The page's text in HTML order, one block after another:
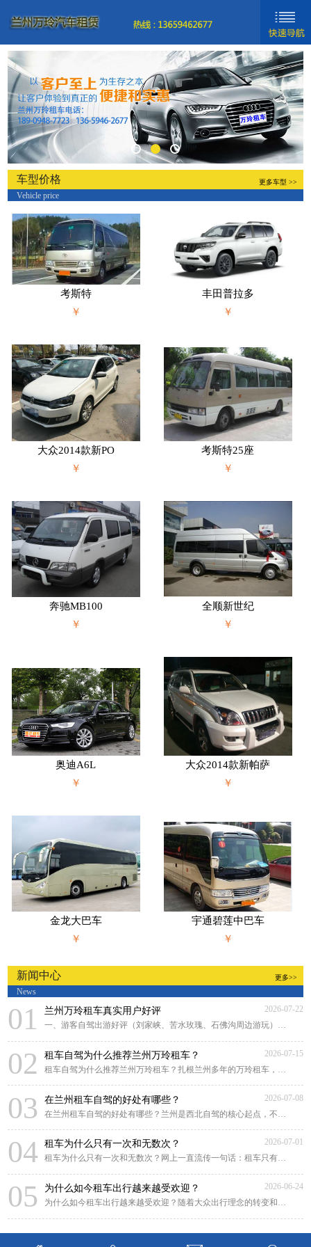
车型价格 更多车型 >>
Vehicle price
考斯特
￥
丰田普拉多
￥
大众2014款新PO
￥
考斯特25座
￥
奔驰MB100
￥
全顺新世纪
￥
奥迪A6L
￥
大众2014款新帕萨
￥
金龙大巴车
￥
宇通碧莲中巴车
￥
新闻中心 更多>>
News
01 兰州万玲租车真实用户好评
2026-07-22
一、游客自驾出游好评（刘家峡、苦水玫瑰、石佛沟周边游玩）来兰州游玩，对比好几家租
02 租车自驾为什么推荐兰州万玲租车？
2026-07-15
租车自驾为什么推荐兰州万玲租车？扎根兰州多年的万玲租车，凭借本土化深耕、贴心靠谱
03 在兰州租车自驾的好处有哪些？
2026-07-08
在兰州租车自驾的好处有哪些？兰州是西北自驾的核心起点，不管是市区畅游黄河风情线，
04 租车为什么只有一次和无数次？
2026-07-01
租车为什么只有一次和无数次？网上一直流传一句话：租车只有一次和无数次。很多人原
05 为什么如今租车出行越来越受欢迎？
2026-06-24
为什么如今租车出行越来越受欢迎？随着大众出行理念的转变和租车行业的规范化发展，租
新闻动态
车型分类
关于我们
帮助中心